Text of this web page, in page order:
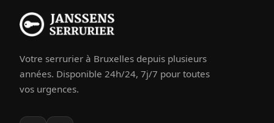
Votre serrurier à Bruxelles depuis plusieurs
années. Disponible 24h/24, 7j/7 pour toutes
vos urgences.